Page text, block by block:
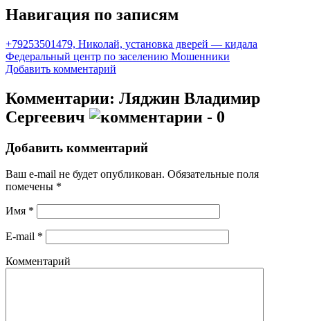
Навигация по записям
+79253501479, Николай, установка дверей — кидала
Федеральный центр по заселению Мошенники
Добавить комментарий
Комментарии: Ляджин Владимир
Сергеевич
- 0
Добавить комментарий
Ваш e-mail не будет опубликован. Обязательные поля
помечены *
Имя *
E-mail *
Комментарий